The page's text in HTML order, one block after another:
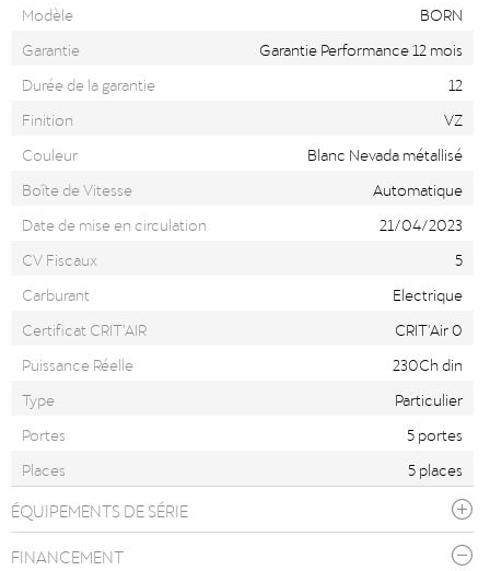
Modèle
BORN
Garantie
Garantie Performance 12 mois
Durée de la garantie
12
Finition
VZ
Couleur
Blanc Nevada métallisé
Boîte de Vitesse
Automatique
Date de mise en circulation
21/04/2023
CV Fiscaux
5
Carburant
Electrique
Certificat CRIT’AIR
CRIT'Air 0
Puissance Réelle
230Ch din
Type
Particulier
Portes
5 portes
Places
5 places
ÉQUIPEMENTS DE SÉRIE
FINANCEMENT